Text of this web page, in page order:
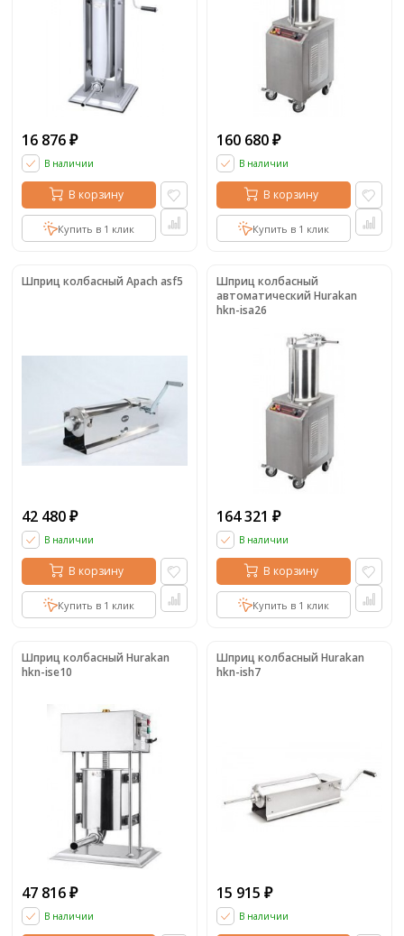
16 876 ₽
В наличии
В корзину
Купить в 1 клик
160 680 ₽
В наличии
В корзину
Купить в 1 клик
Шприц колбасный Apach asf5
42 480 ₽
В наличии
В корзину
Купить в 1 клик
Шприц колбасный
автоматический Hurakan
hkn-isa26
164 321 ₽
В наличии
В корзину
Купить в 1 клик
Шприц колбасный Hurakan
hkn-ise10
47 816 ₽
В наличии
Шприц колбасный Hurakan
hkn-ish7
15 915 ₽
В наличии